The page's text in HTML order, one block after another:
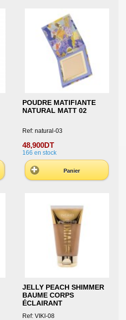
POUDRE MATIFIANTE
NATURAL MATT 02
Ref: natural-03
48,900DT
166 en stock
Panier
JELLY PEACH SHIMMER
BAUME CORPS
ÉCLAIRANT
Ref: VIKI-08